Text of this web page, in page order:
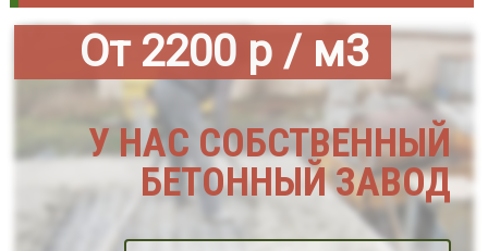
От 2200 р / м3
У НАС СОБСТВЕННЫЙ
БЕТОННЫЙ ЗАВОД